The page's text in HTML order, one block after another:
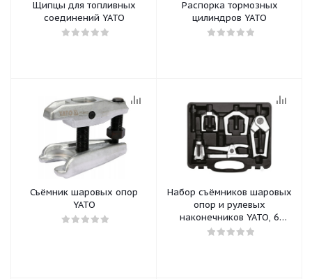
Щипцы для топливных
соединений YATO
Распорка тормозных
цилиндров YATO
Съёмник шаровых опор
YATO
Набор съёмников шаровых
опор и рулевых
наконечников YATO, 6
предметов